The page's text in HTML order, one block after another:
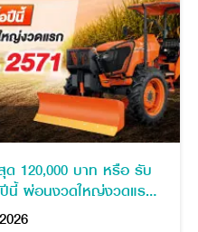
ด 120,000 บาท หรือ รับ
นี้ ผ่อนงวดใหญ่งวดแรก